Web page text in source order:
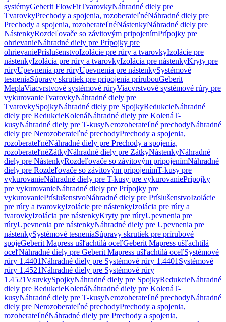
systémyGeberit FlowFitTvarovkyNáhradné diely pre
TvarovkyPrechody a spojenia, rozoberateľnéNáhradné diely pre
Prechody a spojenia, rozoberateľnéNástenkyNáhradné diely pre
NástenkyRozdeľovače so závitovým pripojenímPrípojky pre
ohrievanieNáhradné diely pre Prípojky pre
ohrievaniePríslušenstvoIzolácie pre rúry a tvarovkyIzolácie pre
nástenkyIzolácia pre rúry a tvarovkyIzolácia pre nástenkyKryty pre
rúryUpevnenia pre rúryUpevnenia pre nástenkySystémové
tesneniaSúpravy skrutiek pre pripojenia prírubouGeberit
MeplaViacvrstvové systémové rúryViacvrstvové systémové rúry pre
vykurovanieTvarovkyNáhradné diely pre
TvarovkySpojkyNáhradné diely pre SpojkyRedukcieNáhradné
diely pre RedukcieKolenáNáhradné diely pre KolenáT-
kusyNáhradné diely pre T-kusyNerozoberateľné prechodyNáhradné
diely pre Nerozoberateľné prechodyPrechody a spojenia,
rozoberateľnéNáhradné diely pre Prechody a spojenia,
rozoberateľnéZátkyNáhradné diely pre ZátkyNástenkyNáhradné
diely pre NástenkyRozdeľovače so závitovým pripojenímNáhradné
diely pre Rozdeľovače so závitovým pripojenímT-kusy pre
vykurovanieNáhradné diely pre T-kusy pre vykurovaniePrípojky
pre vykurovanieNáhradné diely pre Prípojky pre
vykurovaniePríslušenstvoNáhradné diely pre PríslušenstvoIzolácie
pre rúry a tvarovkyIzolácie pre nástenkyIzolácia pre rúry a
tvarovkyIzolácia pre nástenkyKryty pre rúryUpevnenia pre
rúryUpevnenia pre nástenkyNáhradné diely pre Upevnenia pre
nástenkySystémové tesneniaSúpravy skrutiek pre prírubové
spojeGeberit Mapress ušľachtilá oceľGeberit Mapress ušľachtilá
oceľNáhradné diely pre Geberit Mapress ušľachtilá oceľSystémové
rúry 1.4401Náhradné diely pre Systémové rúry 1.4401 Systémové
rúry 1.4521Náhradné diely pre Systémové rúry
1.4521VsuvkySpojkyNáhradné diely pre SpojkyRedukcieNáhradné
diely pre RedukcieKolenáNáhradné diely pre KolenáT-
kusyNáhradné diely pre T-kusyNerozoberateľné prechodyNáhradné
diely pre Nerozoberateľné prechodyPrechody a spojenia,
rozoberateľnéNáhradné diely pre Prechody a spojenia,